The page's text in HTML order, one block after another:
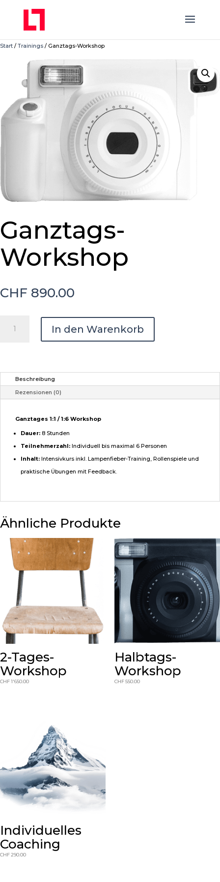
Start / Trainings / Ganztags-Workshop
Ganztags-
Workshop
CHF 890.00
In den Warenkorb
Beschreibung
Rezensionen (0)
Ganztages 1:1 / 1:6 Workshop
Dauer: 8 Stunden
Teilnehmerzahl: Individuell bis maximal 6 Personen
Inhalt: Intensivkurs inkl. Lampenfieber-Training, Rollenspiele und
praktische Übungen mit Feedback.
Ähnliche Produkte
2-Tages-
Workshop
CHF1'650.00
Halbtags-
Workshop
CHF550.00
Individuelles
Coaching
CHF 290.00